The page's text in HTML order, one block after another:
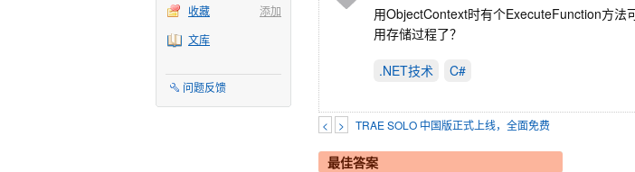
添加
收藏
文库
问题反馈
用ObjectContext时有个ExecuteFunction方
用存储过程了？
.NET技术 C#
< > TRAE SOLO 中国版正式上线，全面免费
最佳答案